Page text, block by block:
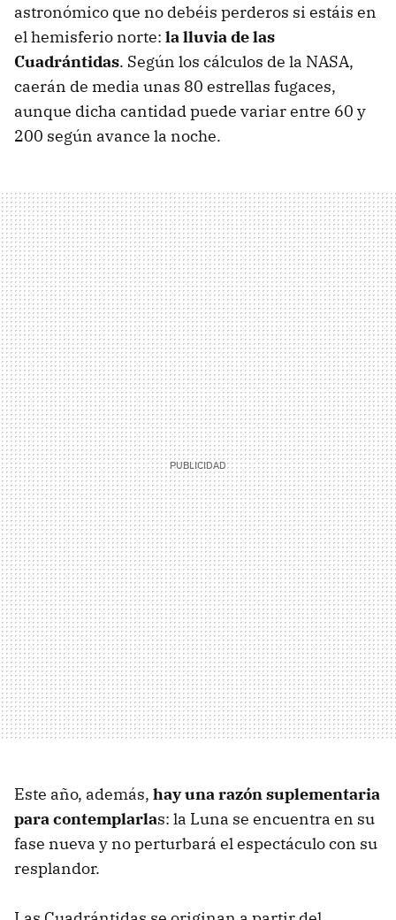
astronómico que no debéis perderos si estáis en
el hemisferio norte: la lluvia de las
Cuadrántidas. Según los cálculos de la NASA,
caerán de media unas 80 estrellas fugaces,
aunque dicha cantidad puede variar entre 60 y
200 según avance la noche.
Este año, además, hay una razón suplementaria
para contemplarlas: la Luna se encuentra en su
fase nueva y no perturbará el espectáculo con su
resplandor.